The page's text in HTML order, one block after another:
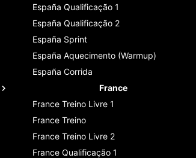
España Qualificação 1
España Qualificação 2
España Sprint
España Aquecimento (Warmup)
España Corrida
France
France Treino Livre 1
France Treino
France Treino Livre 2
France Qualificação 1